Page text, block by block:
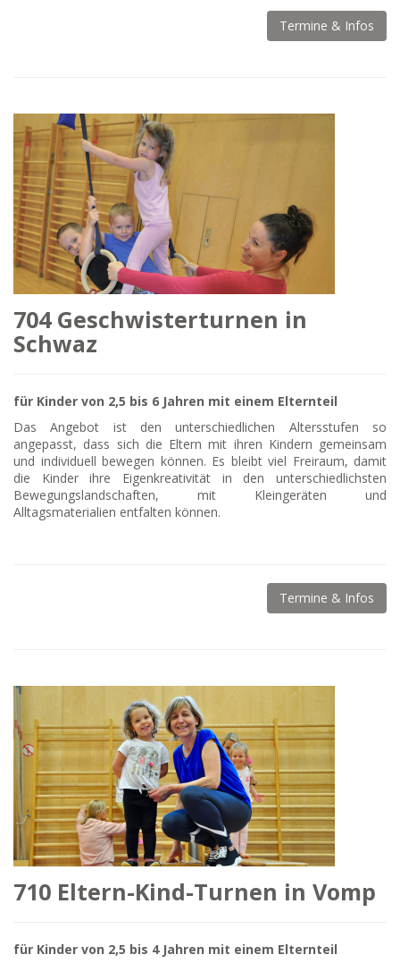
Termine & Infos
704 Geschwisterturnen in
Schwaz
für Kinder von 2,5 bis 6 Jahren mit einem Elternteil
Das Angebot ist den unterschiedlichen Altersstufen so
angepasst, dass sich die Eltern mit ihren Kindern gemeinsam
und individuell bewegen können. Es bleibt viel Freiraum, damit
die Kinder ihre Eigenkreativität in den unterschiedlichsten
Bewegungslandschaften, mit Kleingeräten und
Alltagsmaterialien entfalten können.
Termine & Infos
710 Eltern-Kind-Turnen in Vomp
für Kinder von 2,5 bis 4 Jahren mit einem Elternteil